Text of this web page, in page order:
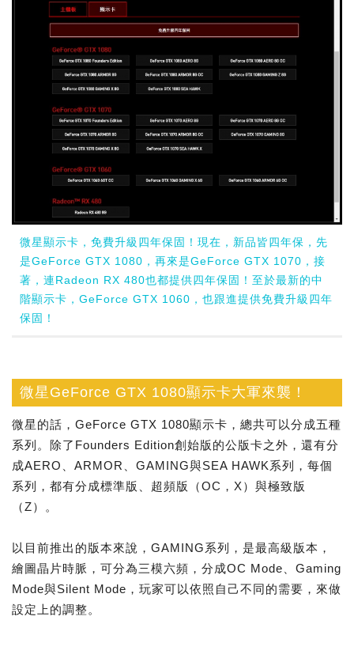
微星顯示卡，免費升級四年保固！現在，新品皆四年保，先
是GeForce GTX 1080，再來是GeForce GTX 1070，接
著，連Radeon RX 480也都提供四年保固！至於最新的中
階顯示卡，GeForce GTX 1060，也跟進提供免費升級四年
保固！
微星GeForce GTX 1080顯示卡大軍來襲！
微星的話，GeForce GTX 1080顯示卡，總共可以分成五種
系列。除了Founders Edition創始版的公版卡之外，還有分
成AERO、ARMOR、GAMING與SEA HAWK系列，每個
系列，都有分成標準版、超頻版（OC，X）與極致版
（Z）。
以目前推出的版本來說，GAMING系列，是最高級版本，
繪圖晶片時脈，可分為三模六頻，分成OC Mode、Gaming
Mode與Silent Mode，玩家可以依照自己不同的需要，來做
設定上的調整。